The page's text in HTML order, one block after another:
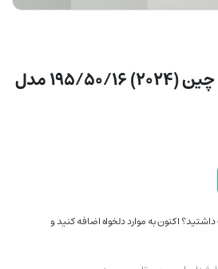
لاستیک ویندفورس چین (2024) 195/50/16 مدل
اکنون به موارد دلخواه اضافه کنید و